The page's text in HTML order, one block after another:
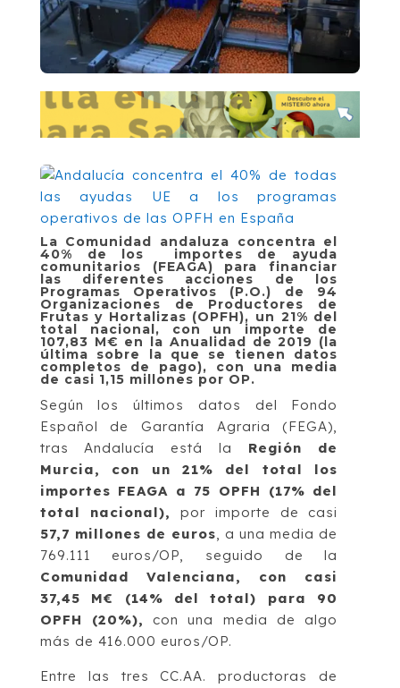
La Comunidad andaluza concentra el
40% de los importes de ayuda
comunitarios (FEAGA) para financiar
las diferentes acciones de los
Programas Operativos (P.O.) de 94
Organizaciones de Productores de
Frutas y Hortalizas (OPFH), un 21% del
total nacional, con un importe de
107,83 M€ en la Anualidad de 2019 (la
última sobre la que se tienen datos
completos de pago), con una media
de casi 1,15 millones por OP.
Según los últimos datos del Fondo
Español de Garantía Agraria (FEGA),
tras Andalucía está la Región de
Murcia, con un 21% del total los
importes FEAGA a 75 OPFH (17% del
total nacional),
por importe de casi
57,7 millones de euros, a una media de
769.111 euros/OP, seguido de la
Comunidad Valenciana, con casi
37,45 M€ (14% del total) para 90
OPFH (20%),
con una media de algo
más de 416.000 euros/OP.
Entre las tres CC.AA. productoras de